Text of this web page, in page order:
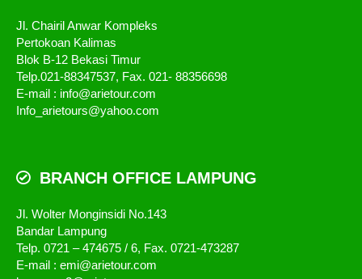
Jl. Chairil Anwar Kompleks
Pertokoan Kalimas
Blok B-12 Bekasi Timur
Telp.021-88347537, Fax. 021- 88356698
E-mail : info@arietour.com
Info_arietours@yahoo.com
BRANCH OFFICE LAMPUNG
Jl. Wolter Monginsidi No.143
Bandar Lampung
Telp. 0721 – 474675 / 6, Fax. 0721-473287
E-mail : emi@arietour.com